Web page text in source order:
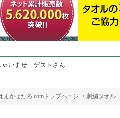
ゃいませ ゲストさん
まかせたろ.comトップページ > 刺繍タオル